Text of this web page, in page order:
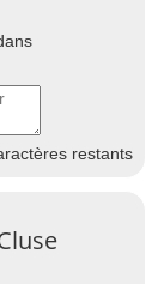
restants